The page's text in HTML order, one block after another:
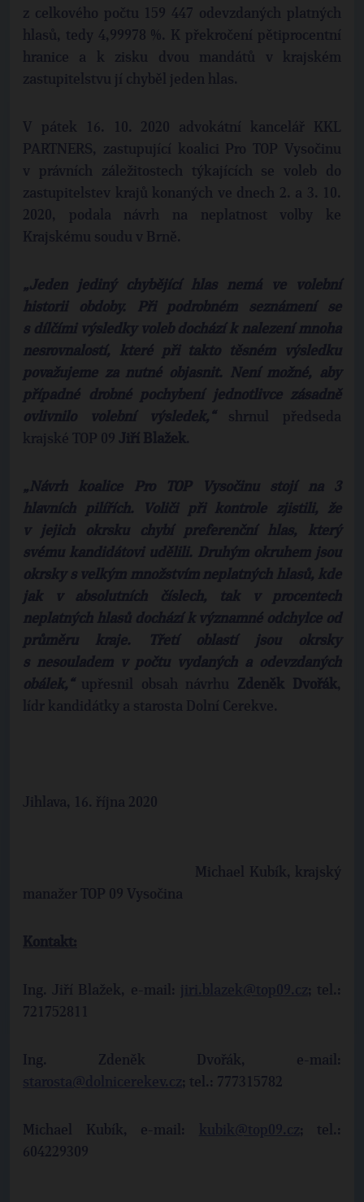
z celkového počtu 159 447 odevzdaných platných
hlasů, tedy 4,99978 %. K překročení pětiprocentní
hranice a k zisku dvou mandátů v krajském
zastupitelstvu jí chyběl jeden hlas.
V pátek 16. 10. 2020 advokátní kancelář KKL
PARTNERS, zastupující koalici Pro TOP Vysočinu
v právních záležitostech týkajících se voleb do
zastupitelstev krajů konaných ve dnech 2. a 3. 10.
2020, podala návrh na neplatnost volby ke
Krajskému soudu v Brně.
„Jeden jediný chybějící hlas nemá ve volební
historii obdoby. Při podrobném seznámení se
s dílčími výsledky voleb dochází k nalezení mnoha
nesrovnalostí, které při takto těsném výsledku
považujeme za nutné objasnit. Není možné, aby
případné drobné pochybení jednotlivce zásadně
ovlivnilo volební výsledek,“shrnul předseda
krajské TOP 09 Jiří Blažek.
„Návrh koalice Pro TOP Vysočinu stojí na 3
hlavních pilířích. Voliči při kontrole zjistili, že
v jejich okrsku chybí preferenční hlas, který
svému kandidátovi udělili. Druhým okruhem jsou
okrsky s velkým množstvím neplatných hlasů, kde
jak v absolutních číslech, tak v procentech
neplatných hlasů dochází k významné odchylce od
průměru kraje. Třetí oblastí jsou okrsky
s nesouladem v počtu vydaných a odevzdaných
obálek,“ upřesnil obsah návrhu Zdeněk Dvořák,
lídr kandidátky a starosta Dolní Cerekve.
Jihlava, 16. října 2020
Michael Kubík, krajský
manažer TOP 09 Vysočina
Kontakt:
Ing. Jiří Blažek, e-mail:
; tel.:
721752811
Ing. Zdeněk Dvořák, e-mail:
; tel.: 777315782
Michael Kubík, e-mail:
; tel.:
604229309